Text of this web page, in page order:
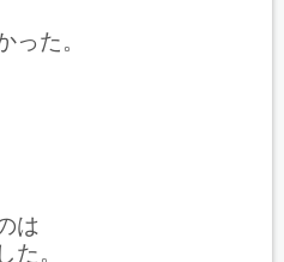
った。
は
た。